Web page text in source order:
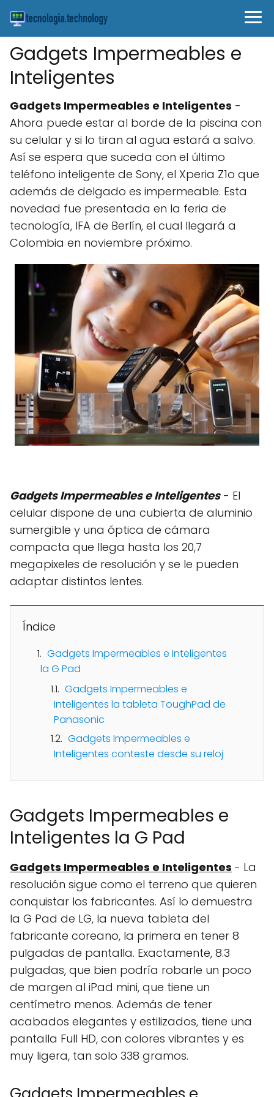
Gadgets Impermeables e
Inteligentes
Gadgets Impermeables e Inteligentes -
Ahora puede estar al borde de la piscina con
su celular y si lo tiran al agua estará a salvo.
Así se espera que suceda con el último
teléfono inteligente de Sony, el Xperia Z1o que
además de delgado es impermeable. Esta
novedad fue presentada en la feria de
tecnología, IFA de Berlín, el cual llegará a
Colombia en noviembre próximo.
Gadgets Impermeables e Inteligentes- El
celular dispone de una cubierta de aluminio
sumergible y una óptica de cámara
compacta que llega hasta los 20,7
megapixeles de resolución y se le pueden
adaptar distintos lentes.
Índice
Gadgets Impermeables e Inteligentes
la G Pad
Gadgets Impermeables e
Inteligentes la tableta ToughPad de
Panasonic
Gadgets Impermeables e
Inteligentes conteste desde su reloj
Gadgets Impermeables e
Inteligentes la G Pad
Gadgets Impermeables e Inteligentes - La
resolución sigue como el terreno que quieren
conquistar los fabricantes. Así lo demuestra
la G Pad de LG, la nueva tableta del
fabricante coreano, la primera en tener 8
pulgadas de pantalla. Exactamente, 8.3
pulgadas, que bien podría robarle un poco
de margen al iPad mini, que tiene un
centímetro menos. Además de tener
acabados elegantes y estilizados, tiene una
pantalla Full HD, con colores vibrantes y es
muy ligera, tan solo 338 gramos.